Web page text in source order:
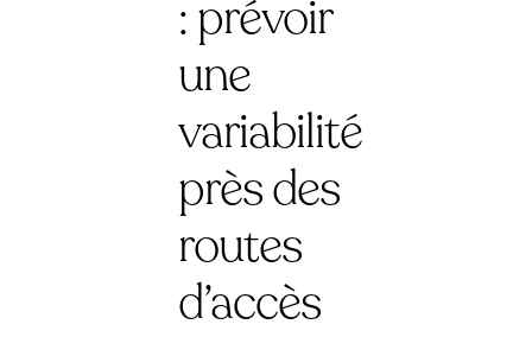
: prévoir
une
variabilité
près des
routes
d’accès